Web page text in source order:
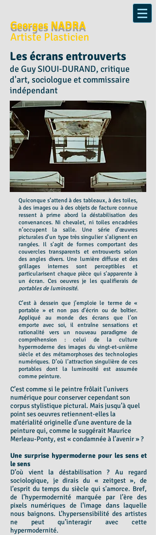
Georges NADRA
Artiste Plasticien
Les écrans entrouverts
de Guy SIOUI-DURAND, critique
d'art, sociologue et commissaire
indépendant
Quiconque s’attend à des tableaux, à des toiles,
à des images ou à des objets de facture connue
ressent à prime abord la déstabilisation des
convenances. Ni chevalet, ni toiles encadrées
n’occupent la salle. Une série d’œuvres
picturales d'un type très singulier s'alignent en
rangées. Il s'agit de formes comportant des
couvercles transparents et entrouverts selon
des angles divers. Une lumière diffuse et des
grillages internes sont perceptibles et
particularisent chaque pièce qui s'apparente à
un écran. Ces oeuvres je les qualifierais de
portables de luminosité.
C’est à dessein que j’emploie le terme de «
portable » et non pas d’écrin ou de boîtier.
Appliqué au monde des écrans que l’on
emporte avec soi, il entraîne sensations et
rationalité vers un nouveau paradigme de
compréhension : celui de la culture
hypermoderne des images du vingt-et-unième
siècle et des métamorphoses des technologies
numériques. D’où l’attraction singulière de ces
portables dont la luminosité est assumée
comme peinture.
C’est comme si le peintre frôlait l'univers
numérique pour conserver cependant son
corpus stylistique pictural. Mais jusqu’à quel
point ses oeuvres retiennent-elles la
matérialité originelle d’une aventure de la
peinture qui, comme le suggérait Maurice
Merleau-Ponty, est « condamnée à l’avenir » ?
Une surprise hypermoderne pour les sens et
le sens
D’où vient la déstabilisation ? Au regard
sociologique, je dirais du « zeitgest », de
l’esprit du temps du siècle qui s'amorce. Bref,
de l’hypermodernité marquée par l’ère des
pixels numériques de l’image dans laquelle
nous baignons. L’hypersensibilité des artistes
ne peut qu’interagir avec cette
hypermodernité.